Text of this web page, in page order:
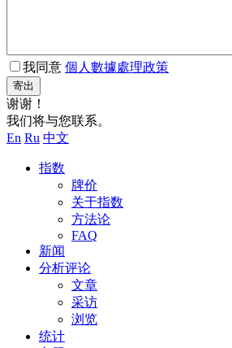
我同意 個人數據處理政策
寄出
谢谢！
我们将与您联系。
En Ru 中文
指数
牌价
关于指数
方法论
FAQ
新闻
分析评论
文章
采访
浏览
统计